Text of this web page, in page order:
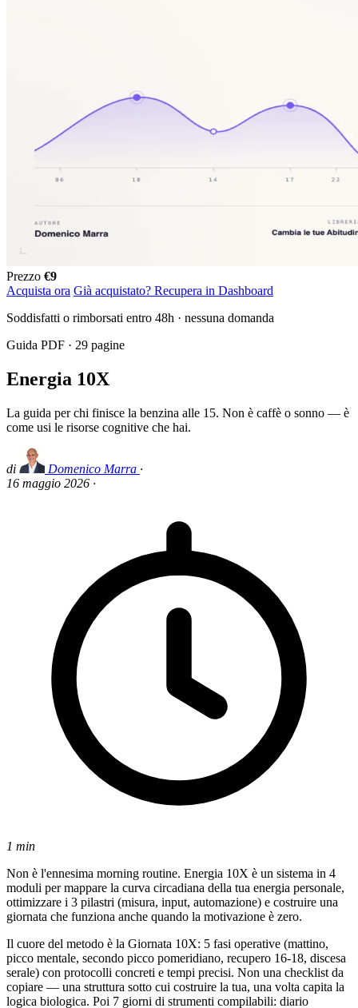
Prezzo €9
Acquista ora Già acquistato? Recupera in Dashboard
Soddisfatti o rimborsati entro 48h · nessuna domanda
Guida PDF · 29 pagine
Energia 10X
La guida per chi finisce la benzina alle 15. Non è caffè o sonno — è
come usi le risorse cognitive che hai.
di Domenico Marra ·
16 maggio 2026 ·
1 min
Non è l'ennesima morning routine. Energia 10X è un sistema in 4
moduli per mappare la curva circadiana della tua energia personale,
ottimizzare i 3 pilastri (misura, input, automazione) e costruire una
giornata che funziona anche quando la motivazione è zero.
Il cuore del metodo è la Giornata 10X: 5 fasi operative (mattino,
picco mentale, secondo picco pomeridiano, recupero 16-18, discesa
serale) con protocolli concreti e tempi precisi. Non una checklist da
copiare — una struttura sotto cui costruire la tua, una volta capita la
logica biologica. Poi 7 giorni di strumenti compilabili: diario